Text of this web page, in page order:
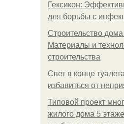
Гексикон:
для борьбы с
Строительство
Материалы и
строительства
Свет в конце
избавиться от
Типовой проект
жилого дома 5